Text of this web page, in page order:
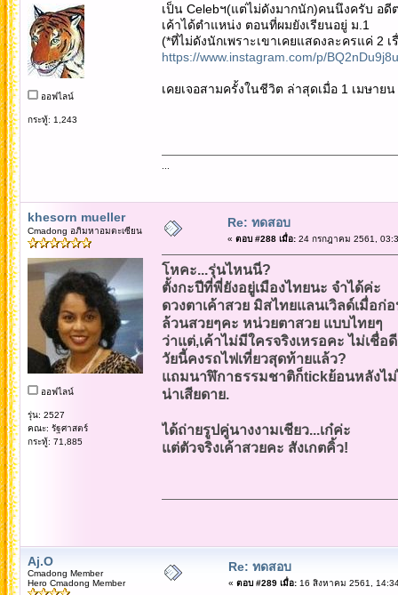
ออฟไลน์
กระทู้: 1,243
เป็น Celebฯ(แต่ไม่ดังมากนัก)คนนึงครับ อดี
เค้าได้ตำแหน่ง ตอนที่ผมยังเรียนอยู่ ม.1
(*ที่ไม่ดังนักเพราะเขาเคยแสดงละครแค่ 2 เ
https://www.instagram.com/p/
เคยเจอสามครั้งในชีวิต ล่าสุดเมื่อ 1 เมษา
khesorn mueller
Cmadong อภิมหาอมตะเซียน
ออฟไลน์
รุ่น: 2527
คณะ: รัฐศาสตร์
กระทู้: 71,885
Re: ทดสอบ
« ตอบ #288 เมื่อ:24 กรกฎาคม 2561,
โหคะ...รุ่นไหนนี่?
ตั้งกะปีที่พี่ยังอยู่เมืองไทยนะ จำได้ค่ะ
ดวงตาเค้าสวย มิสไทยแลนเวิลด์เมื่อก่
ล้วนสวยๆคะ หน่วยตาสวย แบบไทยๆ
ว่าแต่,เค้าไม่มีใครจริงเหรอคะ ไม่เชื่อ
วัยนี้คงรถไฟเที่ยวสุดท้ายแล้ว?
แถมนาฬิกาธรรมชาติก็tickย้อนหลังไม่
น่าเสียดาย.
ได้ถ่ายรูปคู่นางงามเชียว...เก๋ค่ะ
แต่ตัวจริงเค้าสวยคะ สังเกตคิ้ว!
Aj.O
Cmadong Member
Hero Cmadong Member
Re: ทดสอบ
« ตอบ #289 เมื่อ:16 สิงหาคม 2561,